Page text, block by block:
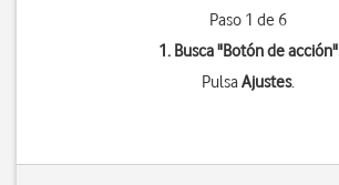
Paso 1 de 6
1. Busca "Botón de acción"
PulsaAjustes.